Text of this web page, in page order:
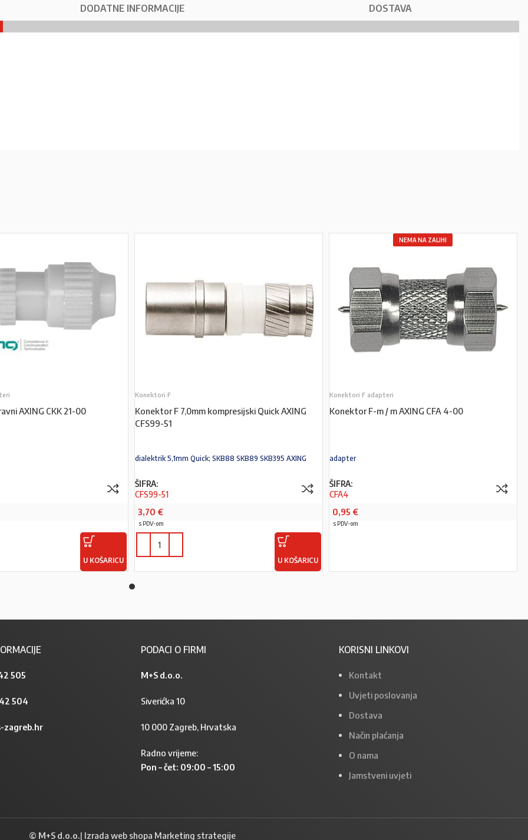
DODATNE INFORMACIJE DOSTAVA
AXING CKK 21-00
U KOŠARICU
Konektori F
Konektor F 7,0mm kompresijski Quick AXING
CFS99-51
dialektrik 5,1mm Quick; SKB88 SKB89 SKB395 AXING
ŠIFRA:
CFS99-51
3,70 €
s PDV-om
U KOŠARICU
NEMA NA ZALIHI
Konektori F adapteri
Konektor F-m / m AXING CFA 4-00
adapter
ŠIFRA:
CFA4
0,95 €
s PDV-om
505
504
zagreb.hr
PODACI O FIRMI
M+S d.o.o.
Siverićka 10
10 000 Zagreb, Hrvatska
Radno vrijeme:
Pon – čet: 09:00 – 15:00
KORISNI LINKOVI
Kontakt
Uvjeti poslovanja
Dostava
Način plaćanja
O nama
Jamstveni uvjeti
© M+S d.o.o.| Izrada web shopa Marketing strategije